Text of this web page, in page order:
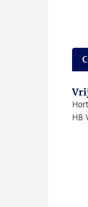
HB